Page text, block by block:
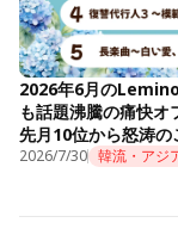
2026年6月の
も話題沸騰の痛快
先月10位から怒涛の
2026/7/30 韓流・アジ